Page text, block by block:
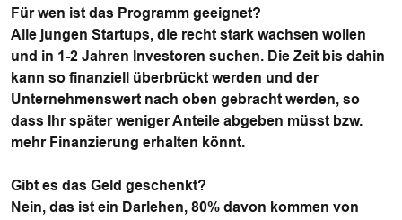
Für wen ist das Programm geeignet?
Alle jungen Startups, die recht stark wachsen wollen
und in 1-2 Jahren Investoren suchen. Die Zeit bis dahin
kann so finanziell überbrückt werden und der
Unternehmenswert nach oben gebracht werden, so
dass Ihr später weniger Anteile abgeben müsst bzw.
mehr Finanzierung erhalten könnt.
Gibt es das Geld geschenkt?
Nein, das ist ein Darlehen, 80% davon kommen von